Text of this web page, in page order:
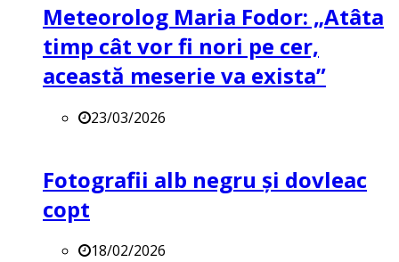
Meteorolog Maria Fodor: „Atâta
timp cât vor fi nori pe cer,
această meserie va exista”
23/03/2026
Fotografii alb negru și dovleac
copt
18/02/2026